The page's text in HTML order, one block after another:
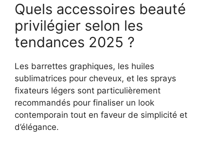
Quels accessoires beauté
privilégier selon les
tendances 2025 ?
Les barrettes graphiques, les huiles
sublimatrices pour cheveux, et les sprays
fixateurs légers sont particulièrement
recommandés pour finaliser un look
contemporain tout en faveur de simplicité et
d’élégance.